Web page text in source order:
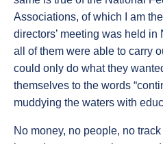
Associations, of which I am
directors’ meeting was held
all of them were able to carry
could only do what they
themselves to the words
muddying the waters with
No money, no people, no